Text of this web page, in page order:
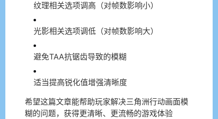
纹理相关选项调高（对帧数影响小）
光影相关选项调低（对帧数影响大）
避免TAA抗锯齿导致的模糊
适当提高锐化值增强清晰度
希望这篇文章能帮助玩家解决三角洲行动画面模
糊的问题，获得更清晰、更流畅的游戏体验